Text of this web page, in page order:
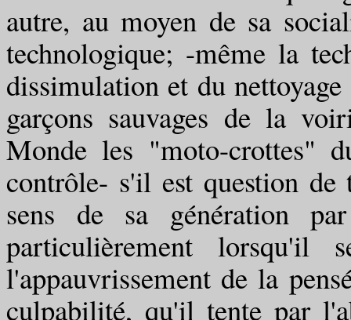
autre, au moyen de sa
technologique; -même la
dissimulation et du
garçons sauvages de la
Monde les "moto-crottes"
contrôle- s'il est question
sens de sa génération
particulièrement
l'appauvrissement de la
culpabilité, qu'il tente par